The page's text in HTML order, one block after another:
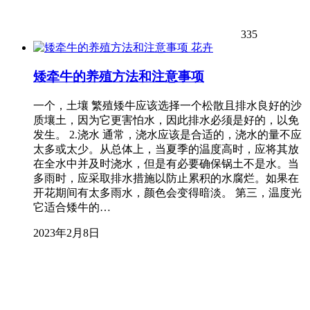
335
花卉
矮牵牛的养殖方法和注意事项
一个，土壤 繁殖矮牛应该选择一个松散且排水良好的沙
质壤土，因为它更害怕水，因此排水必须是好的，以免
发生。 2.浇水 通常，浇水应该是合适的，浇水的量不应
太多或太少。从总体上，当夏季的温度高时，应将其放
在全水中并及时浇水，但是有必要确保锅土不是水。当
多雨时，应采取排水措施以防止累积的水腐烂。如果在
开花期间有太多雨水，颜色会变得暗淡。 第三，温度光
它适合矮牛的…
2023年2月8日